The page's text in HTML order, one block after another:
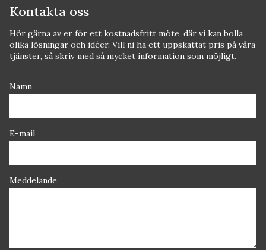
Kontakta oss
Hör gärna av er för ett kostnadsfritt möte, där vi kan bolla
olika lösningar och idéer. Vill ni ha ett uppskattat pris på våra
tjänster, så skriv med så mycket information som möjligt.
Namn
E-mail
Meddelande